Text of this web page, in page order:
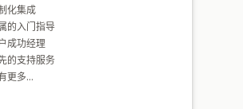
化集成
的入门指导
成功经理
的支持服务
更多…